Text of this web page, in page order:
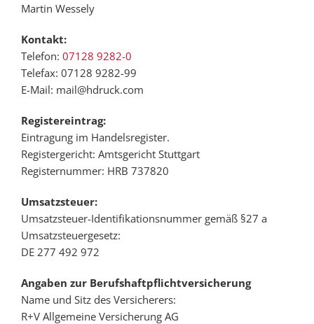
Martin Wessely
Kontakt:
Telefon: 07128 9282-0
Telefax: 07128 9282-99
E-Mail: mail@hdruck.com
Registereintrag:
Eintragung im Handelsregister.
Registergericht: Amtsgericht Stuttgart
Registernummer: HRB 737820
Umsatzsteuer:
Umsatzsteuer-Identifikationsnummer gemäß §27 a
Umsatzsteuergesetz:
DE 277 492 972
Angaben zur Berufshaftpflichtversicherung
Name und Sitz des Versicherers:
R+V Allgemeine Versicherung AG